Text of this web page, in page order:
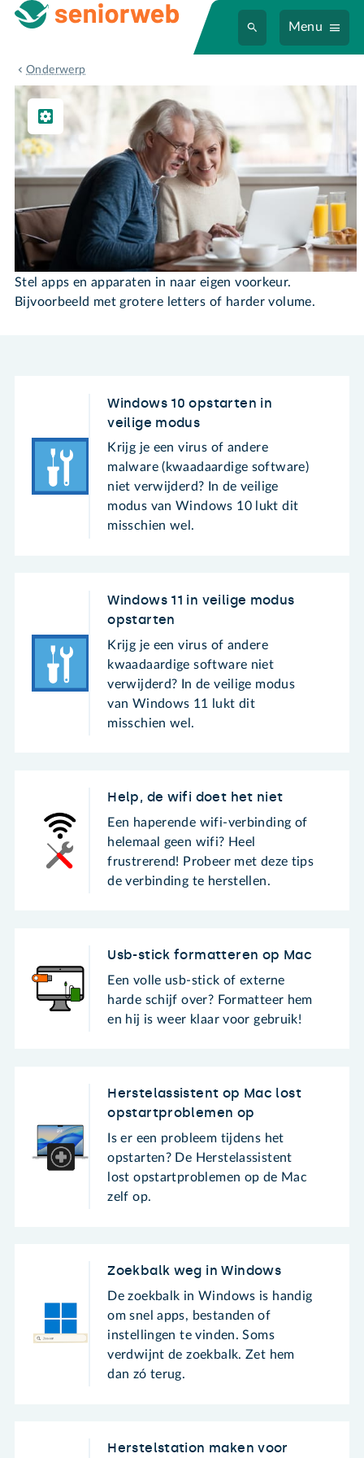
Menu
Onderwerp
Instellen & Gebruiken
Instellen & Gebruiken
Stel apps en apparaten in naar eigen voorkeur.
Bijvoorbeeld met grotere letters of harder volume.
Windows 10 opstarten in
veilige modus
Krijg je een virus of andere
malware (kwaadaardige software)
niet verwijderd? In de veilige
modus van Windows 10 lukt dit
misschien wel.
Windows 11 in veilige modus
opstarten
Krijg je een virus of andere
kwaadaardige software niet
verwijderd? In de veilige modus
van Windows 11 lukt dit
misschien wel.
Help, de wifi doet het niet
Een haperende wifi-verbinding of
helemaal geen wifi? Heel
frustrerend! Probeer met deze tips
de verbinding te herstellen.
Usb-stick formatteren op Mac
Een volle usb-stick of externe
harde schijf over? Formatteer hem
en hij is weer klaar voor gebruik!
Herstelassistent op Mac lost
opstartproblemen op
Is er een probleem tijdens het
opstarten? De Herstelassistent
lost opstartproblemen op de Mac
zelf op.
Zoekbalk weg in Windows
De zoekbalk in Windows is handig
om snel apps, bestanden of
instellingen te vinden. Soms
verdwijnt de zoekbalk. Zet hem
dan zó terug.
Herstelstation maken voor